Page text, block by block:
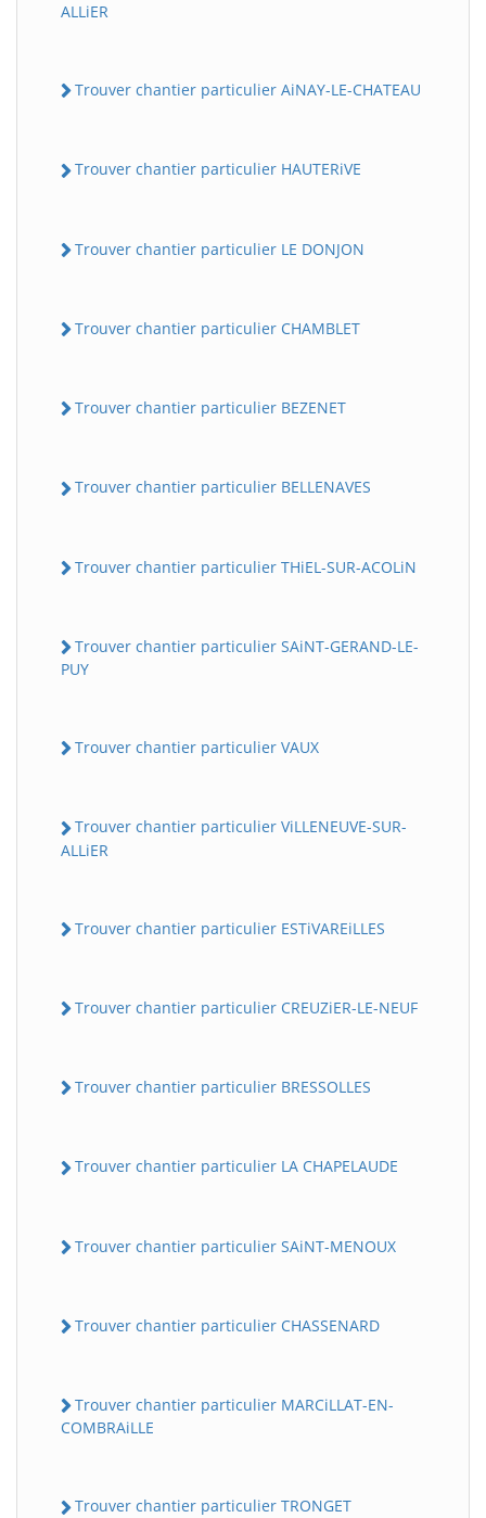
ALLiER
Trouver chantier particulier AiNAY-LE-CHATEAU
Trouver chantier particulier HAUTERiVE
Trouver chantier particulier LE DONJON
Trouver chantier particulier CHAMBLET
Trouver chantier particulier BEZENET
Trouver chantier particulier BELLENAVES
Trouver chantier particulier THiEL-SUR-ACOLiN
Trouver chantier particulier SAiNT-GERAND-LE-
PUY
Trouver chantier particulier VAUX
Trouver chantier particulier ViLLENEUVE-SUR-
ALLiER
Trouver chantier particulier ESTiVAREiLLES
Trouver chantier particulier CREUZiER-LE-NEUF
Trouver chantier particulier BRESSOLLES
Trouver chantier particulier LA CHAPELAUDE
Trouver chantier particulier SAiNT-MENOUX
Trouver chantier particulier CHASSENARD
Trouver chantier particulier MARCiLLAT-EN-
COMBRAiLLE
Trouver chantier particulier TRONGET